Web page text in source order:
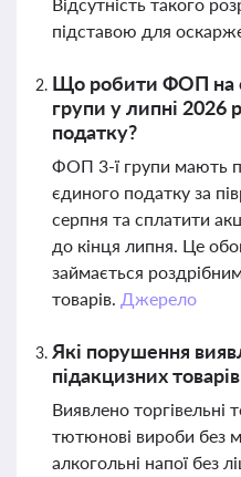
підставою для
Що робити ФОП на
групи у липні 2026
податку?
ФОП 3-ї групи мають
єдиного податку за
серпня та сплатити
до кінця липня. Це
займається
товарів. Джерело
Які порушення
підакцизних
Виявлено торгівельні
тютюнові вироби без
алкогольні напої без